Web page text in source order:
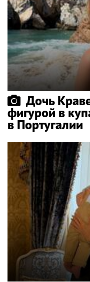
Дочь
фигурой в
в Португалии